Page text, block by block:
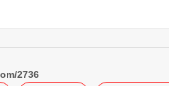
2736